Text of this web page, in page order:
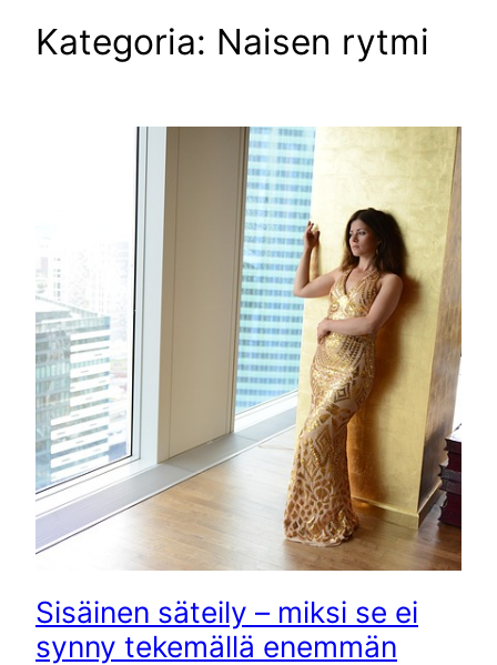
Kategoria: Naisen rytmi
Sisäinen säteily – miksi se ei
synny tekemällä enemmän